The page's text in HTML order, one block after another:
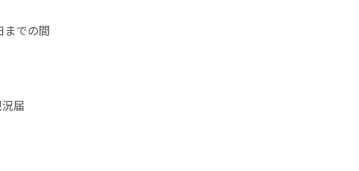
までの間
届